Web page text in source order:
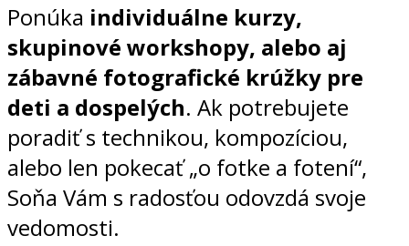
Ponúka individuálne kurzy,
skupinové workshopy, alebo aj
zábavné fotografické krúžky pre
deti a dospelých. Ak potrebujete
poradiť s technikou, kompozíciou,
alebo len pokecať „o fotke a fotení“,
Soňa Vám s radosťou odovzdá svoje
vedomosti.